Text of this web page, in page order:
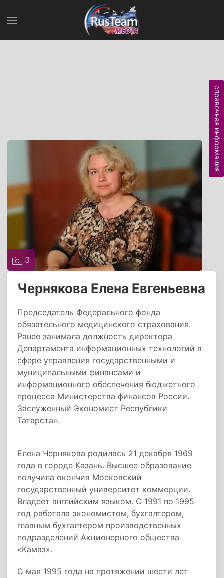
3
Чернякова Елена Евгеньевна
Председатель Федерального фонда
обязательного медицинского страхования.
Ранее занимала должность директора
Департамента информационных технологий в
сфере управления государственными и
муниципальными финансами и
информационного обеспечения бюджетного
процесса Министерства финансов России.
Заслуженный Экономист Республики
Татарстан.
Елена Чернякова родилась 21 декабря 1969
года в городе Казань. Высшее образование
получила окончив Московский
государственный университет коммерции.
Владеет английским языком. С 1991 по 1995
год работала экономистом, бухгалтером,
главным бухгалтером производственных
подразделений Акционерного общества
«Камаз».
С мая 1995 года на протяжении шести лет
справочная информация